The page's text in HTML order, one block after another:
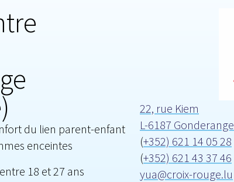
du lien parent-enfant
enceintes
18 et 27 ans
22, rue Kiem
L-6187 Gonderange
(+352) 621 14 05 28
(+352) 621 43 37 46
yua@croix-rouge.lu